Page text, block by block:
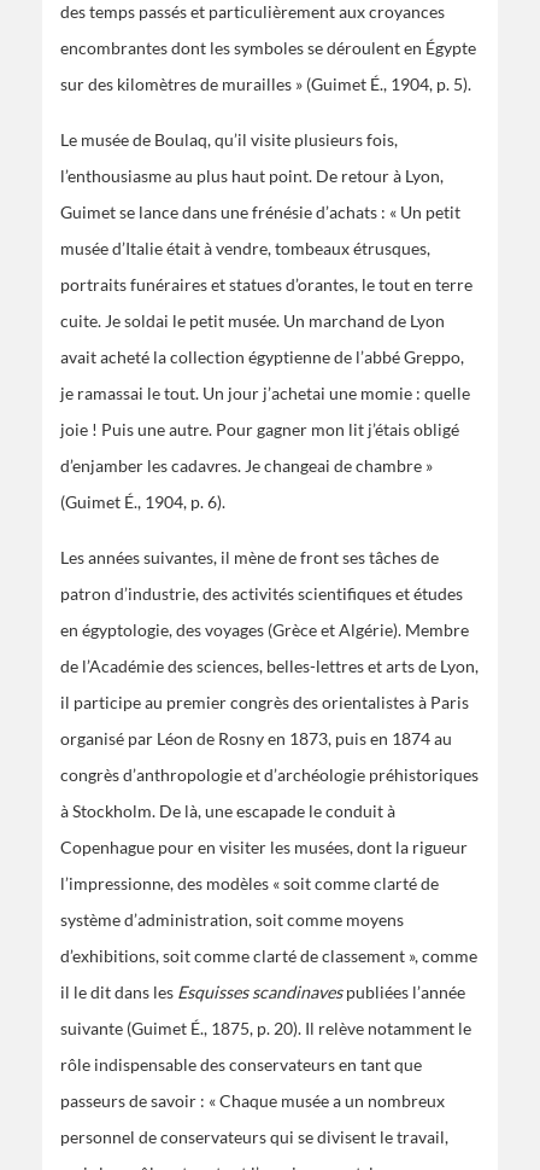
des temps passés et particulièrement aux croyances
encombrantes dont les symboles se déroulent en Égypte
sur des kilomètres de murailles » (Guimet É., 1904, p. 5).
Le musée de Boulaq, qu’il visite plusieurs fois,
l’enthousiasme au plus haut point. De retour à Lyon,
Guimet se lance dans une frénésie d’achats : « Un petit
musée d’Italie était à vendre, tombeaux étrusques,
portraits funéraires et statues d’orantes, le tout en terre
cuite. Je soldai le petit musée. Un marchand de Lyon
avait acheté la collection égyptienne de l’abbé Greppo,
je ramassai le tout. Un jour j’achetai une momie : quelle
joie ! Puis une autre. Pour gagner mon lit j’étais obligé
d’enjamber les cadavres. Je changeai de chambre »
(Guimet É., 1904, p. 6).
Les années suivantes, il mène de front ses tâches de
patron d’industrie, des activités scientifiques et études
en égyptologie, des voyages (Grèce et Algérie). Membre
de l’Académie des sciences, belles-lettres et arts de Lyon,
il participe au premier congrès des orientalistes à Paris
organisé par Léon de Rosny en 1873, puis en 1874 au
congrès d’anthropologie et d’archéologie préhistoriques
à Stockholm. De là, une escapade le conduit à
Copenhague pour en visiter les musées, dont la rigueur
l’impressionne, des modèles « soit comme clarté de
système d’administration, soit comme moyens
d’exhibitions, soit comme clarté de classement », comme
il le dit dans les Esquisses scandinavespubliées l’année
suivante (Guimet É., 1875, p. 20). Il relève notamment le
rôle indispensable des conservateurs en tant que
passeurs de savoir : « Chaque musée a un nombreux
personnel de conservateurs qui se divisent le travail,